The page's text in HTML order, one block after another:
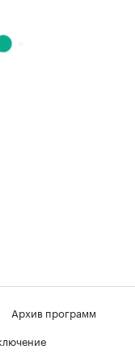
Архив программ